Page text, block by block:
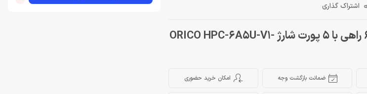
اشتراک گذاری
خرید محافظ برق 6 راهی با 5 پورت شارژ ORICO HPC-6A5U-V1-
ضمانت بازگشت وجه امکان خرید حضوری